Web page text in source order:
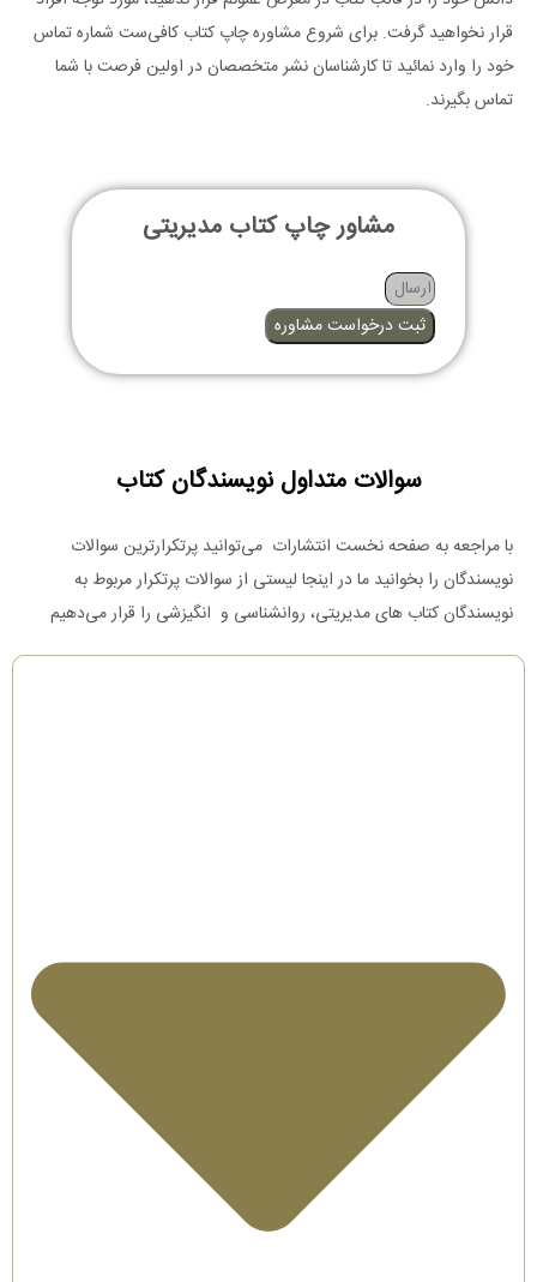
قرار نخواهید گرفت. برای شروع مشاوره چاپ کتاب کافی‌ست شماره تماس
خود را وارد نمائید تا کارشناسان نشر متخصصان در اولین فرصت با شما
تماس بگیرند.
مشاور چاپ کتاب مدیریتی
ثبت درخواست مشاوره
سوالات متداول نویسندگان کتاب
با مراجعه به صفحه نخست انتشارات می‌توانید پرتکرارترین سوالات
نویسندگان را بخوانید ما در اینجا لیستی از سوالات پرتکرار مربوط به
نویسندگان کتاب های مدیریتی، روانشناسی و انگیزشی را قرار می‌دهیم